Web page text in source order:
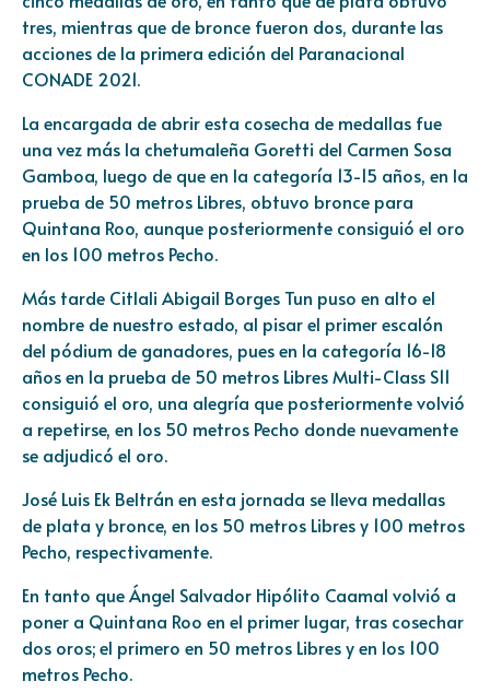
tres, mientras que de bronce fueron dos, durante las
acciones de la primera edición del Paranacional
CONADE 2021.
La encargada de abrir esta cosecha de medallas fue
una vez más la chetumaleña Goretti del Carmen Sosa
Gamboa, luego de que en la categoría 13-15 años, en la
prueba de 50 metros Libres, obtuvo bronce para
Quintana Roo, aunque posteriormente consiguió el oro
en los 100 metros Pecho.
Más tarde Citlali Abigail Borges Tun puso en alto el
nombre de nuestro estado, al pisar el primer escalón
del pódium de ganadores, pues en la categoría 16-18
años en la prueba de 50 metros Libres Multi-Class S11
consiguió el oro, una alegría que posteriormente volvió
a repetirse, en los 50 metros Pecho donde nuevamente
se adjudicó el oro.
José Luis Ek Beltrán en esta jornada se lleva medallas
de plata y bronce, en los 50 metros Libres y 100 metros
Pecho, respectivamente.
En tanto que Ángel Salvador Hipólito Caamal volvió a
poner a Quintana Roo en el primer lugar, tras cosechar
dos oros; el primero en 50 metros Libres y en los 100
metros Pecho.